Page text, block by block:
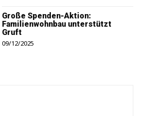
Große Spenden-Aktion:
Familienwohnbau unterstützt
Gruft
09/12/2025